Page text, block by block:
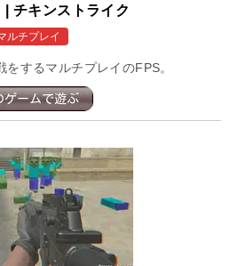
チキンストライク
ルチプレイ
するマルチプレイのFPS。